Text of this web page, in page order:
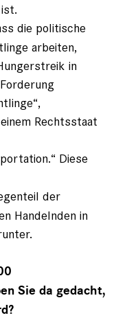
die politische
arbeiten,
in
Rechtsstaat
Diese
der
Handelnden in
Sie da gedacht,